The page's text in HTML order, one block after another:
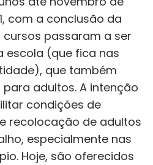
com a conclusão da
cursos passaram a ser
escola (que fica nas
que também
adultos. A intenção
condições de
recolocação de adultos
especialmente nas
Hoje, são oferecidos